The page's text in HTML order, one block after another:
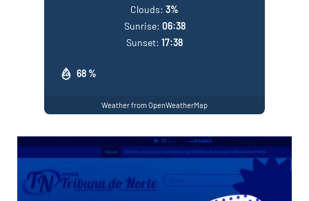
68 %
Clouds: 3%
Sunrise: 06:38
Sunset: 17:38
Weather from OpenWeatherMap